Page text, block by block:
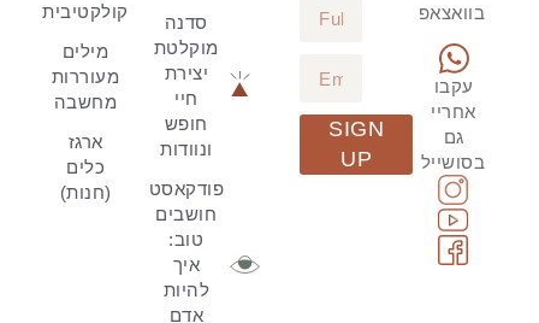
בוואצאפ
עקבו
אחריי
גם
בסושייל
SIGN
UP
סדנה
מוקלטת
יצירת
חיי
חופש
ונוודות
פודקאסט
חושבים
טוב:
איך
להיות
אדם
קולקטיבית
מילים
מעוררות
מחשבה
ארגז
כלים
(חנות)